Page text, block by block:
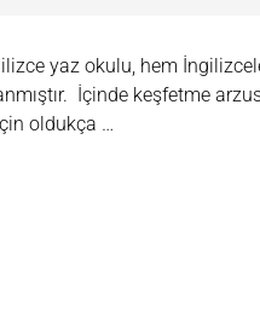
yaz okulu, hem
İçinde keşfetme
oldukça …